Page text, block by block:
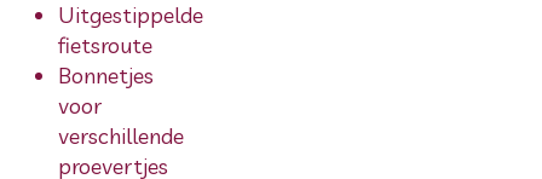
Uitgestippelde
fietsroute
Bonnetjes
voor
verschillende
proevertjes